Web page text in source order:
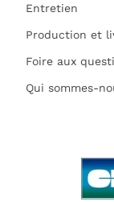
Entretien
Production et
Foire aux
Qui sommes-